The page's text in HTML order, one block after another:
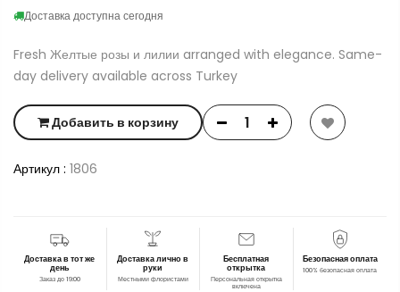
Доставка доступна сегодня
Fresh Желтые розы и лилии arranged with elegance. Same-
day delivery available across Turkey
Добавить в корзину
Артикул : 1806
Доставка в тот же
день
Заказ до 19:00
Доставка лично в
руки
Местными флористами
Бесплатная
открытка
Персональная открытка
включена
Безопасная оплата
100% безопасная оплата